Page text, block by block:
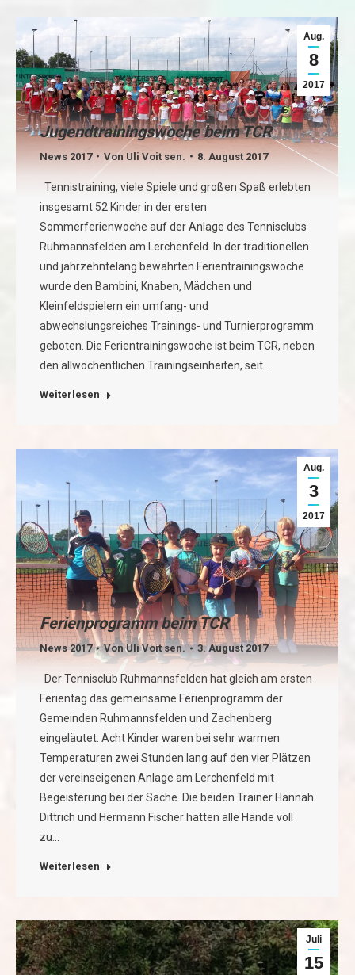
Aug.
8
2017
Jugendtrainingswoche beim TCR
News 2017 Von Uli Voit sen. 8. August 2017
Tennistraining, viele Spiele und großen Spaß erlebten
insgesamt 52 Kinder in der ersten
Sommerferienwoche auf der Anlage des Tennisclubs
Ruhmannsfelden am Lerchenfeld. In der traditionellen
und jahrzehntelang bewährten Ferientrainingswoche
wurde den Bambini, Knaben, Mädchen und
Kleinfeldspielern ein umfang- und
abwechslungsreiches Trainings- und Turnierprogramm
geboten. Die Ferientrainingswoche ist beim TCR, neben
den allwöchentlichen Trainingseinheiten, seit…
Weiterlesen
Aug.
3
2017
Ferienprogramm beim TCR
News 2017 VonUli Voit sen. 3. August 2017
Der Tennisclub Ruhmannsfelden hat gleich am ersten
Ferientag das gemeinsame Ferienprogramm der
Gemeinden Ruhmannsfelden und Zachenberg
eingeläutet. Acht Kinder waren bei sehr warmen
Temperaturen zwei Stunden lang auf den vier Plätzen
der vereinseigenen Anlage am Lerchenfeld mit
Begeisterung bei der Sache. Die beiden Trainer Hannah
Dittrich und Hermann Fischer hatten alle Hände voll
zu…
Weiterlesen
Juli
15